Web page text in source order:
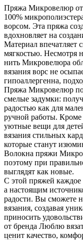
Пряжа Микровелюр от
100%
ворсом. Эта пряжа
вдохновляет на
Материал впечатляет
мягкостью. Несмотря
нить Микровелюра
вязания ворс не
гипоаллергенна,
Пряжа Микровелюр
смелые задумки:
радостью как для
ручной работы.
уютные вещи для
вязания стильных
которые станут
Волокна пряжи
поэтому при
выглядят как новые.
С этой пряжей каждое
а настоящим
радости. Вы сможете
вязания, создавая
приносить
от бренда Люблю
ценит качество,